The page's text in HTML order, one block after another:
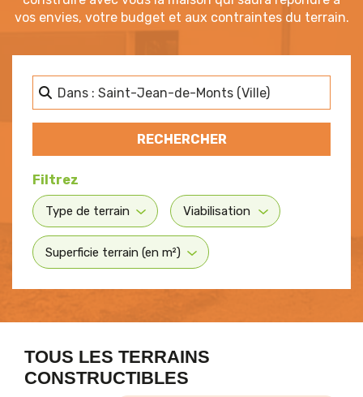
vos envies, votre budget et aux contraintes du terrain.
Dans quelle ville ? Proche de
RECHERCHERRECHERCHER
TOUS LES TERRAINS
CONSTRUCTIBLES